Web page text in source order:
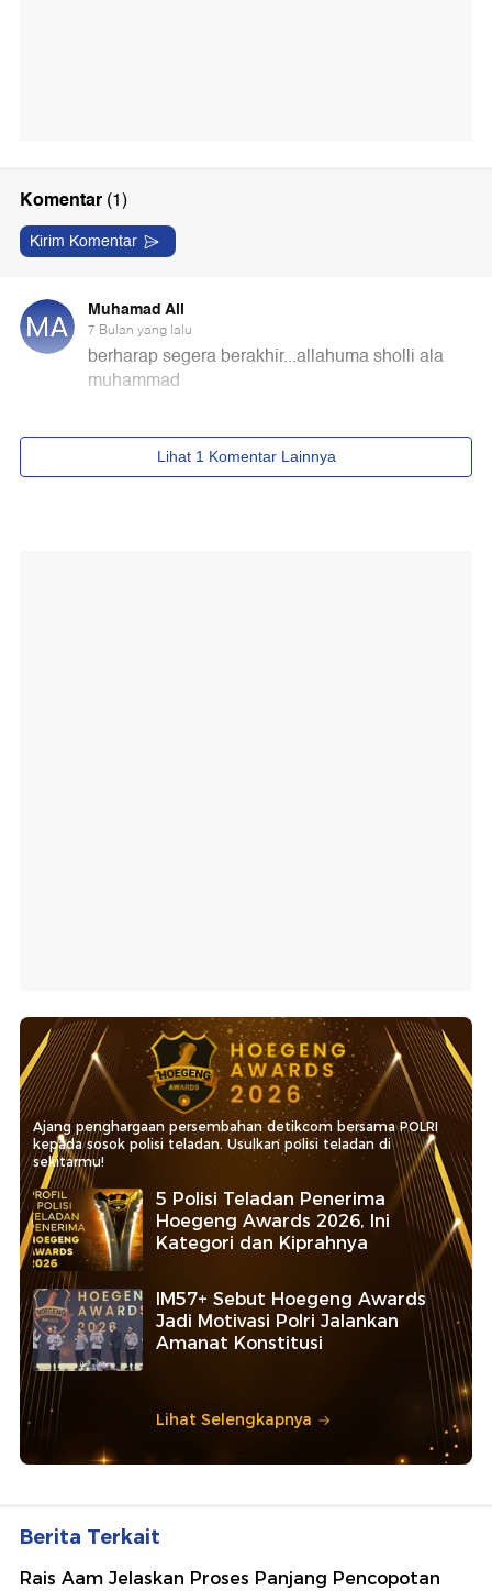
Ajang penghargaan persembahan detikcom bersama POLRI
kepada sosok polisi teladan. Usulkan polisi teladan di
sekitarmu!
5 Polisi Teladan Penerima
Hoegeng Awards 2026, Ini
Kategori dan Kiprahnya
IM57+ Sebut Hoegeng Awards
Jadi Motivasi Polri Jalankan
Amanat Konstitusi
Lihat Selengkapnya
Berita Terkait
Rais Aam Jelaskan Proses Panjang Pencopotan